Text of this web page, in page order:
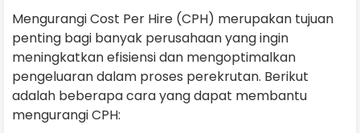
Mengurangi Cost Per Hire (CPH) merupakan tujuan
penting bagi banyak perusahaan yang ingin
meningkatkan efisiensi dan mengoptimalkan
pengeluaran dalam proses perekrutan. Berikut
adalah beberapa cara yang dapat membantu
mengurangi CPH: